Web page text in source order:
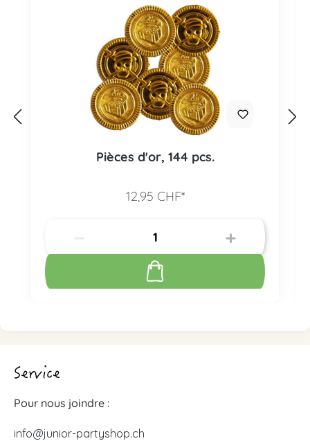
Pièces d'or, 144 pcs.
12,95 CHF*
Service
Pour nous joindre :
info@junior-partyshop.ch